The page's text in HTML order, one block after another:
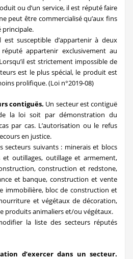
ou d’un service, il est réputé faire
peut être commercialisé qu’aux fins
est susceptible d’appartenir à deux
appartenir exclusivement au
est strictement impossible de
est le plus spécial, le produit est
prolifique. (Loi n°2019-08)
contiguës. Un secteur est contiguë
la loi soit par démonstration du
par cas. L’autorisation ou le refus
en justice.
secteurs suivants : minerais et blocs
outillages, outillage et armement,
construction et redstone,
et banque, construction et vente
immobilière, bloc de construction et
et végétaux de décoration,
produits animaliers et/ou végétaux.
la liste des secteurs réputés
d’exercer dans un secteur.